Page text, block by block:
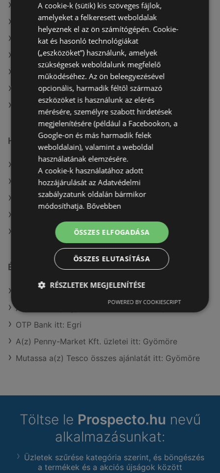
A(z) AlphaZoo ajánlatai
A(z) Coop aktuális akciós újságjai
A(z) CBA aktuális akciós újságjai
A(z) Privát aktuális akciós újságjai
A(z) ÁRKLUB aktuális akciós újságjai
A(z) Merkury Market aktuális akciós újságjai
A(z) COOP Szolnok Zrt. üzletei itt: Téti
Hasonló kiskereskedők
A(z) Tesco ajánlatai
A(z) Ecofamily ajánlatai
A(z) Reál ajánlatai
A(z) Aldi ajánlatai
Érdeklődésre számot tartó elemek itt:
Vianni itt: Paksi
A(z) Benu Gyógyszertárak üzletei itt: Gyömöre
OTP Bank itt: Egri
A(z) Penny-Market Kft. üzletei itt: Gyömöre
Mutassa a(z) Tesco összes ajánlatát itt: Gyömöre
Töltse le Prospecto.hu nevű
alkalmazásunkat:
Üzletek szűrése kategória szerint, és böngészés
a termékek és a akciós újságok között
A cookie-k (sütik) kis szöveges fájlok,
amelyeket a felkeresett weboldalak
helyeznek el az ön számítógépén. Cookie-
kat és hasonló technológiákat
(„eszközöket”) használunk, amelyek
szükségesek weboldalunk megfelelő
működéséhez. Az ön beleegyezésével
opcionális, harmadik féltől származó
eszközöket is használunk az elérés
mérésére, személyre szabott hirdetések
megjelenítésére (például a Facebookon, a
Google-on és más harmadik felek
weboldalain), valamint a weboldal
használatának elemzésére.
A cookie-k használatához adott
hozzájárulását az Adatvédelmi
szabályzatunk oldalán bármikor
módosíthatja. Bővebben
ÖSSZES ELFOGADÁSA
ÖSSZES ELUTASÍTÁSA
RÉSZLETEK MEGJELENÍTÉSE
POWERED BY COOKIESCRIPT